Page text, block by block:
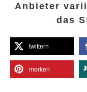
Anbieter
das
twittern
merken